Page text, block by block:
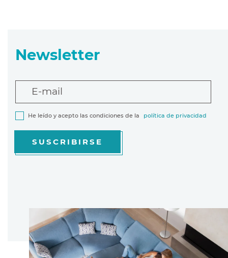
Newsletter
E-mail
He leído y acepto las condiciones de la política de privacidad
SUSCRIBIRSE